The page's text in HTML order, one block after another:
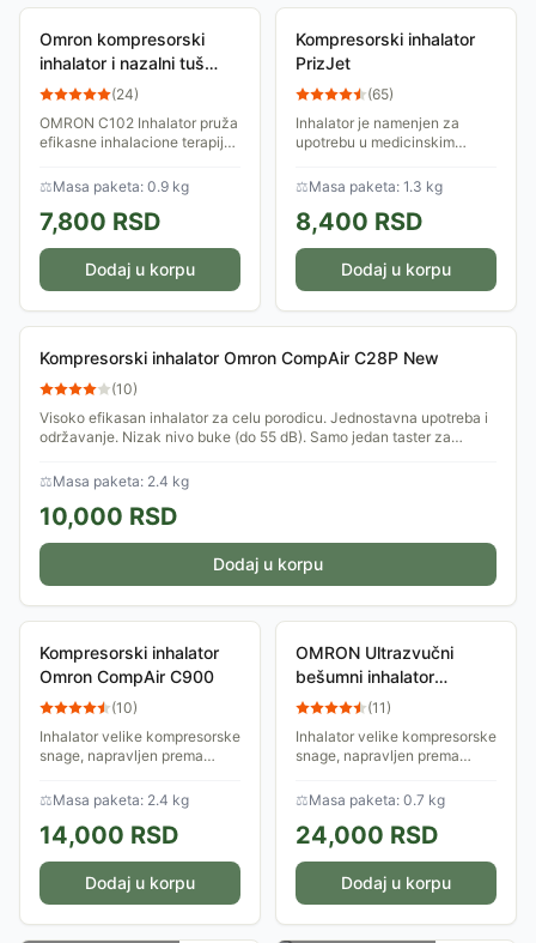
Omron kompresorski
inhalator i nazalni tuš
C102 total
(24)
OMRON C102 Inhalator pruža
efikasne inhalacione terapije
bolesti donjih disajnih puteva.
Nazalni tuš efikasno čisti
nos...
⚖Masa paketa: 0.9 kg
7,800 RSD
Dodaj u korpu
Kompresorski inhalator
PrizJet
(65)
Inhalator je namenjen za
upotrebu u medicinskim
ordinacije. Pomoću PrizJet
inhalatora mogu se inhalirati
deca i odrasli
⚖Masa paketa: 1.3 kg
8,400 RSD
Dodaj u korpu
Kompresorski inhalator Omron CompAir C28P New
(10)
Visoko efikasan inhalator za celu porodicu. Jednostavna upotreba i
održavanje. Nizak nivo buke (do 55 dB). Samo jedan taster za
⚖Masa paketa: 2.4 kg
10,000 RSD
Dodaj u korpu
Kompresorski inhalator
Omron CompAir C900
(10)
Inhalator velike kompresorske
snage, napravljen prema
Karakteriše ga snažan i
izdržljiv kompresor, pogodan
je za veći broj...
⚖Masa paketa: 2.4 kg
14,000 RSD
Dodaj u korpu
OMRON Ultrazvučni
bešumni inhalator
MicroAIR sa ispravljačem
(11)
Inhalator velike kompresorske
snage, napravljen prema
Karakteriše ga snažan i
izdržljiv kompresor, pogodan
je za veći broj...
⚖Masa paketa: 0.7 kg
24,000 RSD
Dodaj u korpu